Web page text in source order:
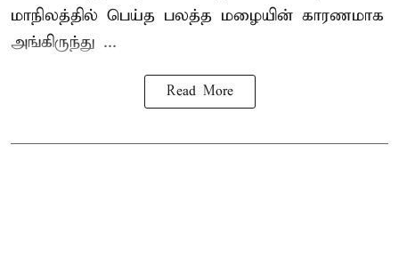
மாநிலத்தில் பெய்த பலத்த மழையின் காரணமாக
அங்கிருந்து ...
Read More